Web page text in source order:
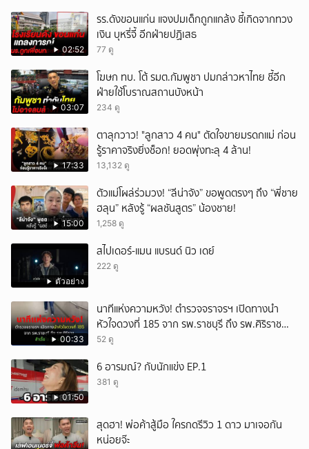
02:52
รร.ดังขอนแก่น แจงปมเด็กถูกแกล้ง ชี้เกิดจากทวง
เงิน บุหรี่จี้ อีกฝ่ายปฏิเสธ
77 ดู
03:07
โฆษก ทบ. โต้ รมต.กัมพูชา ปมกล่าวหาไทย ชี้อีก
ฝ่ายใช้โบราณสถานบังหน้า
234 ดู
17:33
ตาลุกวาว! "ลูกสาว 4 คน" ตัดใจขายมรดกแม่ ก่อน
รู้ราคาจริงยิ่งช็อก! ยอดพุ่งทะลุ 4 ล้าน!
13,132 ดู
15:00
ตัวแม่โผล่ร่วมวง! “ลีน่าจัง” ขอพูดตรงๆ ถึง “พี่ชาย
ฮลุน” หลังรู้ “ผลชันสูตร” น้องชาย!
1,258 ดู
ตัวอย่าง
สไปเดอร์-แมน แบรนด์ นิว เดย์
222 ดู
00:33
นาทีแห่งความหวัง! ตำรวจจราจรฯ เปิดทางนำ
หัวใจดวงที่ 185 จาก รพ.ราชบุรี ถึง รพ.ศิริราช
สำเร็จใน 48 นาที
52 ดู
01:50
6 อารมณ์? กับนักแข่ง EP.1
381 ดู
สุดฮา! พ่อค้าสู้มือ ใครกดรีวิว 1 ดาว มาเจอกัน
หน่อยจ๊ะ